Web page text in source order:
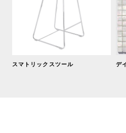
スマトリックスツール デ